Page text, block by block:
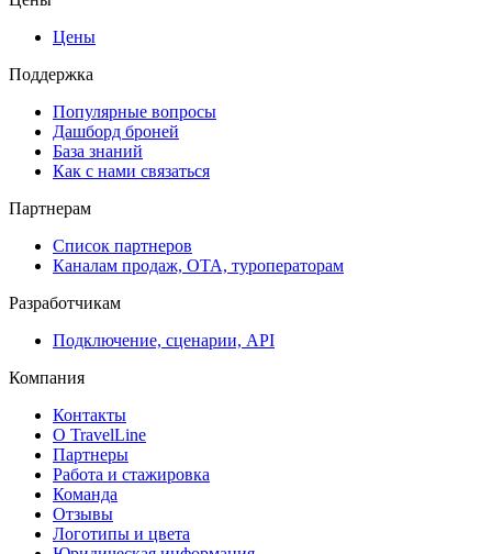
Цены
Поддержка
Популярные вопросы
Дашборд броней
База знаний
Как с нами связаться
Партнерам
Список партнеров
Каналам продаж, ОТА, туроператорам
Разработчикам
Подключение, сценарии, API
Компания
Контакты
О TravelLine
Партнеры
Работа и стажировка
Команда
Отзывы
Логотипы и цвета